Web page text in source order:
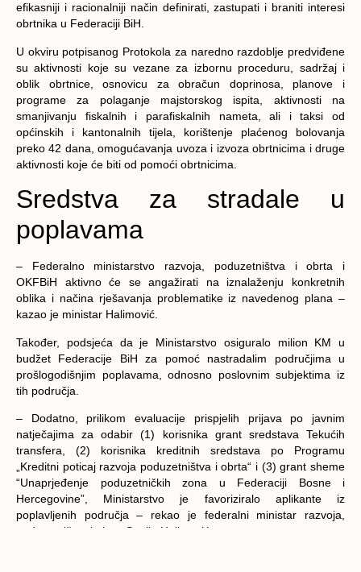
efikasniji i racionalniji način definirati, zastupati i braniti interesi
obrtnika u Federaciji BiH.
U okviru potpisanog Protokola za naredno razdoblje predviđene
su aktivnosti koje su vezane za izbornu proceduru, sadržaj i
oblik obrtnice, osnovicu za obračun doprinosa, planove i
programe za polaganje majstorskog ispita, aktivnosti na
smanjivanju fiskalnih i parafiskalnih nameta, ali i taksi od
općinskih i kantonalnih tijela, korištenje plaćenog bolovanja
preko 42 dana, omogućavanja uvoza i izvoza obrtnicima i druge
aktivnosti koje će biti od pomoći obrtnicima.
Sredstva za stradale u
poplavama
– Federalno ministarstvo razvoja, poduzetništva i obrta i
OKFBiH aktivno će se angažirati na iznalaženju konkretnih
oblika i načina rješavanja problematike iz navedenog plana –
kazao je ministar Halimović.
Također, podsjeća da je Ministarstvo osiguralo milion KM u
budžet Federacije BiH za pomoć nastradalim područjima u
prošlogodišnjim poplavama, odnosno poslovnim subjektima iz
tih područja.
– Dodatno, prilikom evaluacije prispjelih prijava po javnim
natječajima za odabir (1) korisnika grant sredstava Tekućih
transfera, (2) korisnika kreditnih sredstava po Programu
„Kreditni poticaj razvoja poduzetništva i obrta“ i (3) grant sheme
“Unaprjeđenje poduzetničkih zona u Federaciji Bosne i
Hercegovine”, Ministarstvo je favoriziralo aplikante iz
poplavljenih područja – rekao je federalni ministar razvoja,
poduzetništva i obrta Sanjin Halimović.